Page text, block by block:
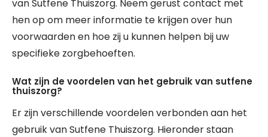
van Sutfene Thuiszorg. Neem gerust contact met
hen op om meer informatie te krijgen over hun
voorwaarden en hoe zij u kunnen helpen bij uw
specifieke zorgbehoeften.
Wat zijn de voordelen van het gebruik van sutfene
thuiszorg?
Er zijn verschillende voordelen verbonden aan het
gebruik van Sutfene Thuiszorg. Hieronder staan